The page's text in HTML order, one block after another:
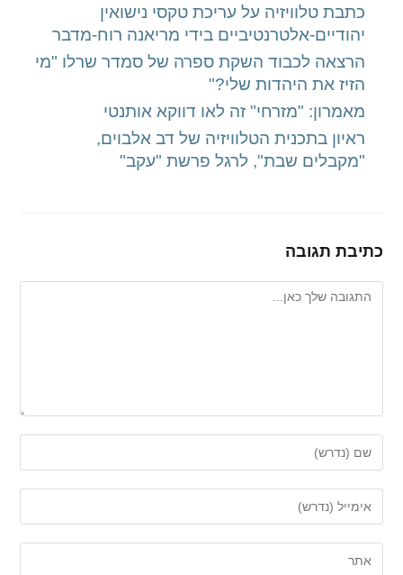
כתבת טלוויזיה על עריכת טקסי נישואין
יהודיים-אלטרנטיביים בידי מריאנה רוח-מדבר
הרצאה לכבוד השקת ספרה של סמדר שרלו "מי
הזיז את היהדות שלי?"
מאמרון: "מזרחי" זה לאו דווקא אותנטי
ראיון בתכנית הטלוויזיה של דב אלבוים,
"מקבלים שבת", לרגל פרשת "עקב"​
כתיבת תגובה